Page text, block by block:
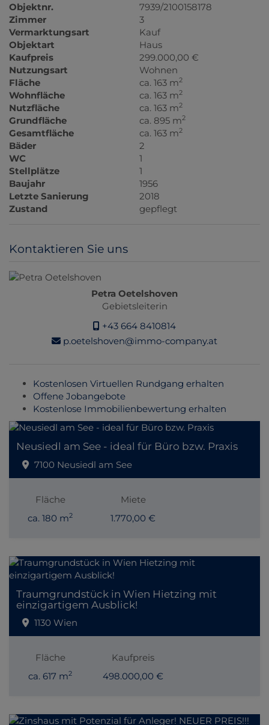
Objektnr.
7939/2100158178
Zimmer
3
Vermarktungsart
Kauf
Objektart
Haus
Kaufpreis
299.000,00 €
Nutzungsart
Wohnen
Fläche
ca. 163 m2
Wohnfläche ca. 163 m2
Nutzfläche ca. 163 m2
Grundfläche ca. 895 m2
Gesamtfläche ca. 163 m2
Bäder
2
WC
1
Stellplätze
1
Baujahr
1956
Letzte Sanierung
2018
Zustand
gepflegt
Kontaktieren Sie uns
Petra Oetelshoven
Gebietsleiterin
+43 664 8410814
p.oetelshoven@immo-company.at
Kostenlosen Virtuellen Rundgang erhalten
Offene Jobangebote
Kostenlose Immobilienbewertung erhalten
Neusiedl am See - ideal für Büro bzw. Praxis
7100 Neusiedl am See
Fläche
ca. 180 m2
Miete
1.770,00 €
Traumgrundstück in Wien Hietzing mit
einzigartigem Ausblick!
1130 Wien
Fläche
ca. 617 m2
Kaufpreis
498.000,00 €